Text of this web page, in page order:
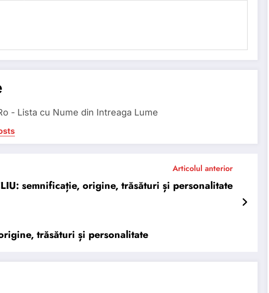
- Lista cu Nume din Intreaga Lume
Articolul anterior
semnificație, origine, trăsături și personalitate
trăsături și personalitate